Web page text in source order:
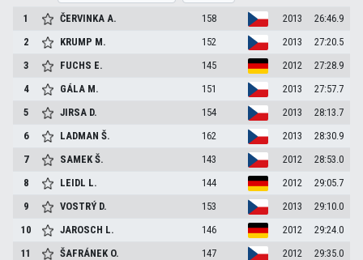
1 ČERVINKAA. 158 2013
26:46.9
2
KRUMP M. 152 2013
27:20.5
3
FUCHS E. 145 2012
27:28.9
4
GÁLA M. 151 2013
27:57.7
5
JIRSA D. 154 2013
28:13.7
6
LADMANŠ. 162 2013
28:30.9
7
SAMEKŠ. 143 2012
28:53.0
8
LEIDL L. 144 2012
29:05.7
9
VOSTRÝ D. 153 2013
29:10.0
10
JAROSCH L. 146 2012
29:24.0
11
ŠAFRÁNEK O. 147 2012
29:35.0